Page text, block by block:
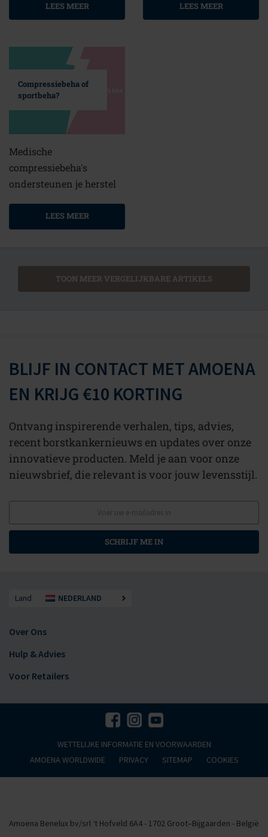
LEES MEER LEES MEER
Compressiebeha of
sportbeha?
Medische
compressiebeha's
ondersteunen je herstel
LEES MEER
TOON MEER VERGELIJKBARE ARTIKELS
BLIJF IN CONTACT MET AMOENA
EN KRIJG €10 KORTING
Ontvang inspirerende verhalen, tips, advies,
recent borstkankernieuws en updates over onze
innovatieve producten. Meld je aan voor onze
nieuwsbrief, die relevant is voor jouw levensstijl.
SCHRIJF ME IN
Land NEDERLAND
Over Ons
Hulp & Advies
Voor Retailers
WETTELIJKE INFORMATIE EN VOORWAARDEN
AMOENA WORLDWIDE
PRIVACY SITEMAP COOKIES
Amoena Benelux bv/srl ‘t Hofveld 6A4 - 1702 Groot–Bijgaarden - België